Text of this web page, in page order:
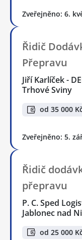
Zveřejněno: 6.
Řidič
Přepravu
Jiří Karlíček -
Trhové Sviny
od 35 000
Zveřejněno: 5.
Řidič
přepravu
P. C. Sped
Jablonec nad
od 25 000